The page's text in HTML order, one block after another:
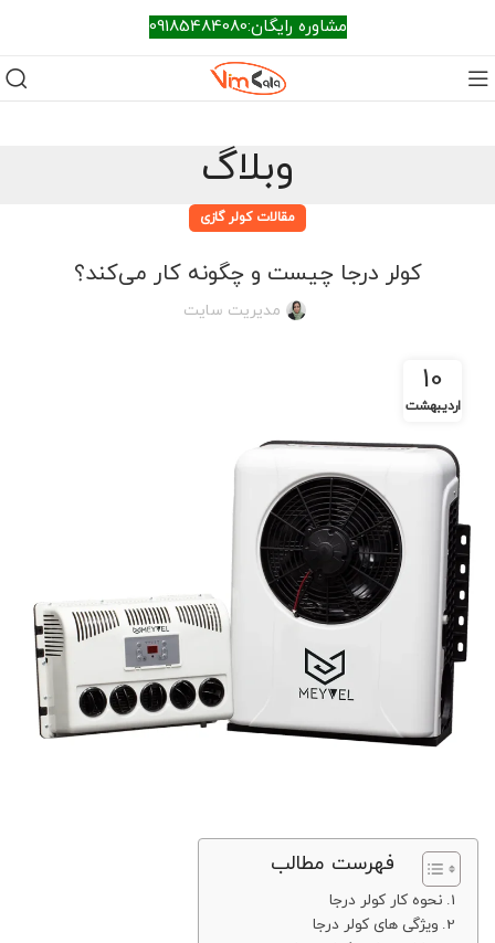
مشاوره رایگان:09185484080
وبلاگ
مقالات کولر گازی
کولر درجا چیست و چگونه کار می‌کند؟
مدیریت سایت
10
اردیبهشت
فهرست مطالب
نحوه کار کولر درجا
ویژگی‌ های کولر درجا